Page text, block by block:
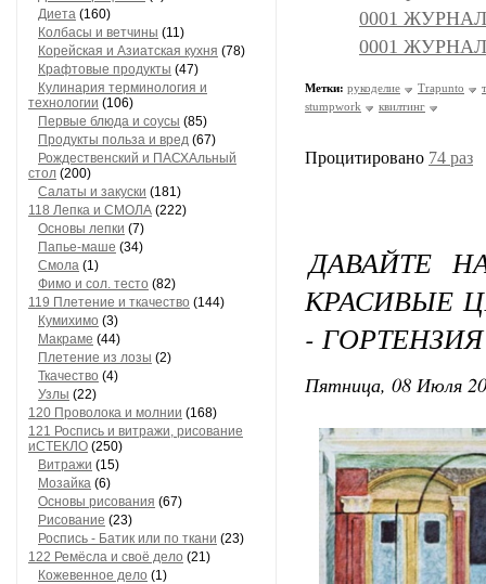
Диета (160)
Колбасы и ветчины (11)
Корейская и Азиатская кухня (78)
Крафтовые продукты (47)
Кулинария терминология и
технологии (106)
Первые блюда и соусы (85)
Продукты польза и вред (67)
Рождественский и ПАСХАльный
стол (200)
Салаты и закуски (181)
118 Лепка и СМОЛА (222)
Основы лепки (7)
Папье-маше (34)
Смола (1)
Фимо и сол. тесто (82)
119 Плетение и ткачество (144)
Кумихимо (3)
Макраме (44)
Плетение из лозы (2)
Ткачество (4)
Узлы (22)
120 Проволока и молнии (168)
121 Роспись и витражи, рисование
иСТЕКЛО (250)
Витражи (15)
Мозайка (6)
Основы рисования (67)
Рисование (23)
Роспись - Батик или по ткани (23)
122 Ремёсла и своё дело (21)
Кожевенное дело (1)
0001
0001
Метки: рукоделие Trapunto
stumpwork
квилтинг
Процитировано 74 раз
ДАВАЙТЕ
КРАСИВЫЕ
- ГОРТЕНЗИЯ
Пятница, 08 Июля